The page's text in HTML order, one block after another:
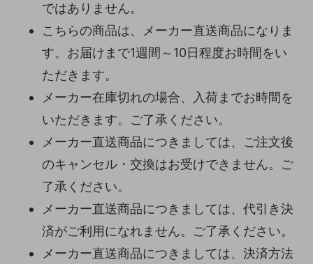
ではありません。
こちらの商品は、メーカー直送商品になりま
す。お届けまで1週間～10日程度お時間をい
ただきます。
メーカー在庫切れの場合、入荷までお時間を
いただきます。ご了承ください。
メーカー直送商品につきましては、ご注文後
のキャンセル・交換はお受けできません。ご
了承ください。
メーカー直送商品につきましては、代引き決
済がご利用になれません。ご了承ください。
メーカー直送商品につきましては、決済方法